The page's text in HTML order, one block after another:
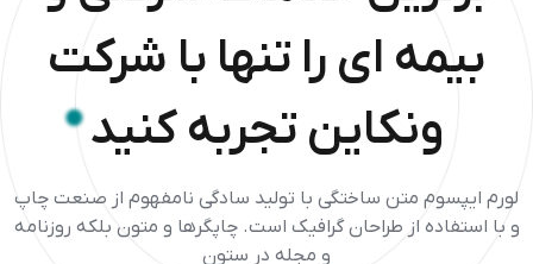
بیمه ای را تنها با شرکت
ونکاین تجربه کنید
لورم ایپسوم متن ساختگی با تولید سادگی نامفهوم از صنعت چاپ
و با استفاده از طراحان گرافیک است. چاپگرها و متون بلکه روزنامه
و مجله در ستون